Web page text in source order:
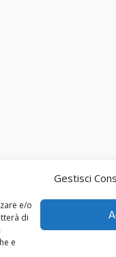
Gestisci
e/o
di
e